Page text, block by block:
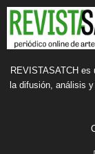
REVISTASATCH
la difusión, análisis